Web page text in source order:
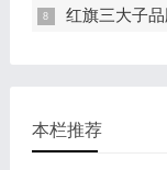
红旗三大子品
本栏推荐